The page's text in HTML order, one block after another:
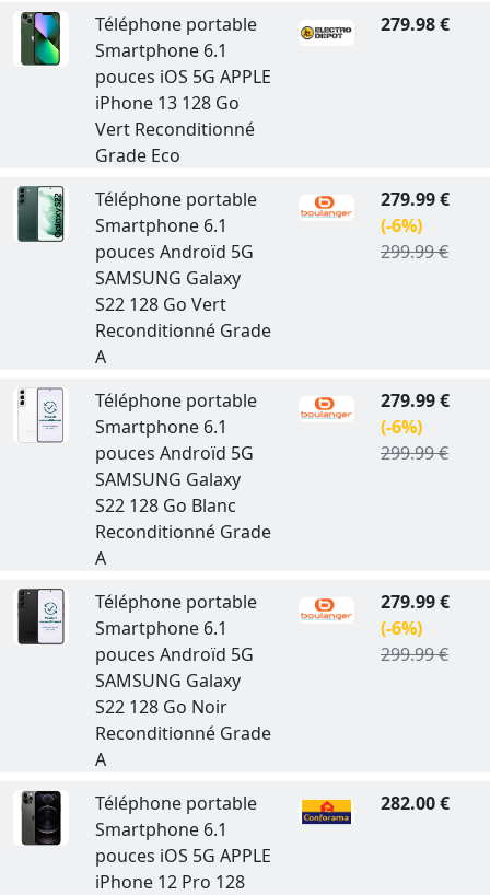
Téléphone portable
Smartphone 6.1
pouces iOS 5G APPLE
iPhone 13 128 Go
Vert Reconditionné
Grade Eco
279.98 €
Téléphone portable
Smartphone 6.1
pouces Androïd 5G
SAMSUNG Galaxy
S22 128 Go Vert
Reconditionné Grade
A
279.99 €
(-6%)
299.99 €
Téléphone portable
Smartphone 6.1
pouces Androïd 5G
SAMSUNG Galaxy
S22 128 Go Blanc
Reconditionné Grade
A
279.99 €
(-6%)
299.99 €
Téléphone portable
Smartphone 6.1
pouces Androïd 5G
SAMSUNG Galaxy
S22 128 Go Noir
Reconditionné Grade
A
279.99 €
(-6%)
299.99 €
Téléphone portable
Smartphone 6.1
pouces iOS 5G APPLE
iPhone 12 Pro 128
282.00 €